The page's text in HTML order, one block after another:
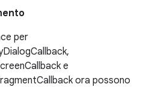
per
e
ora possono